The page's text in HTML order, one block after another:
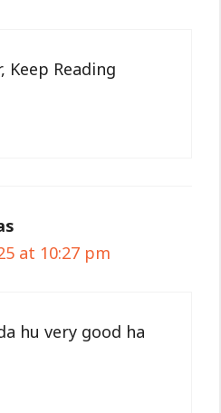
Keep Reading
at 10:27 pm
hu very good ha